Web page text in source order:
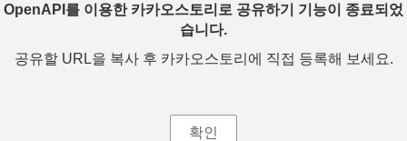
OpenAPI를 이용한 카카오스토리로 공유하기 기능이 종료되었
습니다.
공유할 URL을 복사 후 카카오스토리에 직접 등록해 보세요.
확인